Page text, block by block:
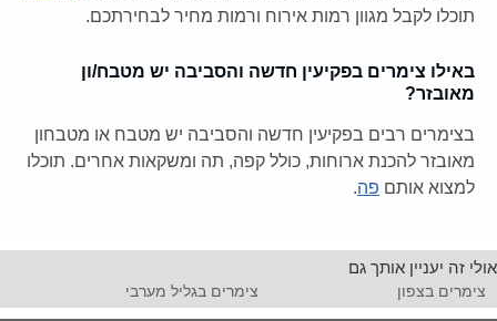
תוכלו לקבל מגוון רמות אירוח ורמות מחיר לבחירתכם.
באילו צימרים בפקיעין חדשה והסביבה יש מטבח/ון
מאובזר?
בצימרים רבים בפקיעין חדשה והסביבה יש מטבח או מטבחון
מאובזר להכנת ארוחות, כולל קפה, תה ומשקאות אחרים. תוכלו
למצוא אותם פה.
אולי זה יעניין אותך גם
צימרים בצפון צימרים בגליל מערבי